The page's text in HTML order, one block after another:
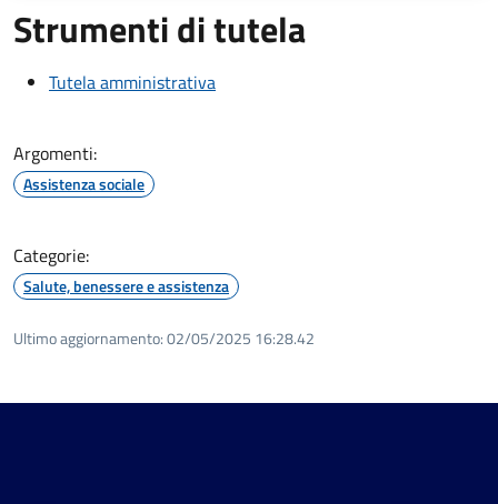
Strumenti di tutela
Tutela amministrativa
Argomenti:
Assistenza sociale
Categorie:
Salute, benessere e assistenza
Ultimo aggiornamento:02/05/2025 16:28.42